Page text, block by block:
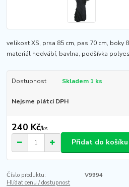
velikost XS, prsa 85 cm, pas 70 cm, boky
materiál hedvábí, bavlna, podšívka
Dostupnost Skladem 1 ks
Nejsme plátci DPH
240 Kč/ks
Přidat do košíku
Číslo produktu:
V9994
Hlídat cenu / dostupnost